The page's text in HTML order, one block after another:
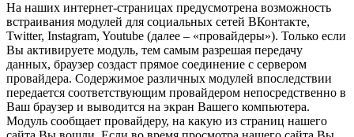
На наших интернет-страницах предусмотрена возможность
встраивания модулей для социальных сетей ВКонтакте,
Twitter, Instagram, Youtube (далее – «провайдеры»). Только если
Вы активируете модуль, тем самым разрешая передачу
данных, браузер создаст прямое соединение с сервером
провайдера. Содержимое различных модулей впоследствии
передается соответствующим провайдером непосредственно в
Ваш браузер и выводится на экран Вашего компьютера.
Модуль сообщает провайдеру, на какую из страниц нашего